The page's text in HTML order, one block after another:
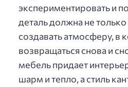
экспериментировать и
деталь должна не только
создавать атмосферу, в
возвращаться снова и
мебель придает
шарм и тепло, а стиль